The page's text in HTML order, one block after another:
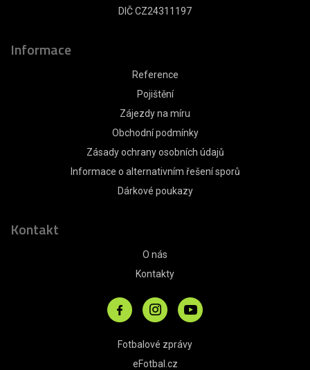
DIČ CZ24311197
Informace
Reference
Pojištění
Zájezdy na míru
Obchodní podmínky
Zásady ochrany osobních údajů
Informace o alternativním řešení sporů
Dárkové poukazy
Kontakt
O nás
Kontakty
Fotbalové zprávy
eFotbal.cz